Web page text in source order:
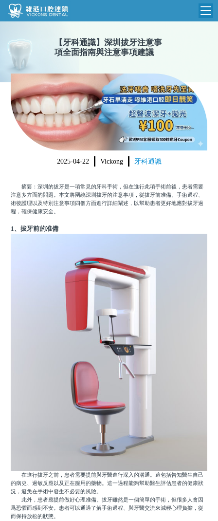
維港首頁
品牌介紹
環境設備
醫院新聞
收費標準
N
收費總表
植牙收費
根管收費
美學收費
箍牙收費
醫生團隊
門診時間
【 牙科通識】 深圳拔牙注意事
項全面指南與注意事項建議
2025-04-22 Vickong 牙科通識
摘要：深圳的拔牙是一項常見的牙科手術，但在進行此項手術前後，患者需要
注意多方面的問題。本文將圍繞深圳拔牙的注意事項，從拔牙前准備、手術過程、
術後護理以及特別注意事項四個方面進行詳細闡述，以幫助患者更好地應對拔牙過
程，確保健康安全。
1、拔牙前的准備
在進行拔牙之前，患者需要提前與牙醫進行深入的溝通。這包括告知醫生自己
的病史、過敏反應以及正在服用的藥物。這一過程能夠幫助醫生評估患者的健康狀
況，避免在手術中發生不必要的風險。
此外，患者應提前做好心理准備。拔牙雖然是一個簡單的手術，但很多人會因
爲恐懼而感到不安。患者可以通過了解手術過程、與牙醫交流來減輕心理負擔，從
而保持放松的狀態。